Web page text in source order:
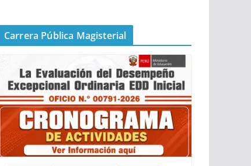
Carrera Pública Magisterial